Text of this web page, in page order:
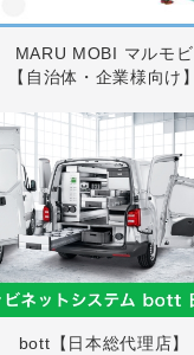
MARU MOBI マルモビ
【自治体・企業様向け】
bott【日本総代理店】